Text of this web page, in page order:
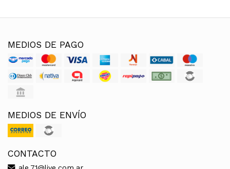
MEDIOS DE PAGO
MEDIOS DE ENVÍO
CONTACTO